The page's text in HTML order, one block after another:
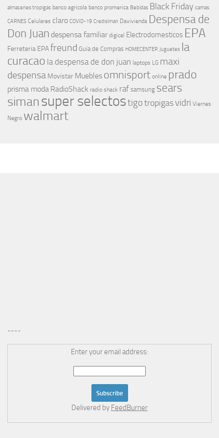
almacenes tropigas banco agricola banco promerica Bebidas Black Friday camas
CARNES Celulares claro COVID-19 Credisiman Davivienda Despensa de
Don Juan despensa familiar digicel Electrodomesticos EPA
Ferreteria EPAfreund Guia de Compras HOMECENTER Juguetes la
curacao la despensa de don juan laptops LG maxi
despensa Movistar Muebles omnisport online prado
prisma moda RadioShack radio shack raf samsung sears
simansuper selectostigotropigasvidri Viernes
Negro walmart
----
Enter your email address:
Delivered by FeedBurner